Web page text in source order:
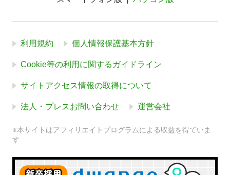
利用規約 個人情報保護基本方針
Cookie等の利用に関するガイドライン
サイトアクセス情報の取得について
法人・プレスお問い合わせ 運営会社
※本サイトはアフィリエイトプログラムによる収益を得ていま
す